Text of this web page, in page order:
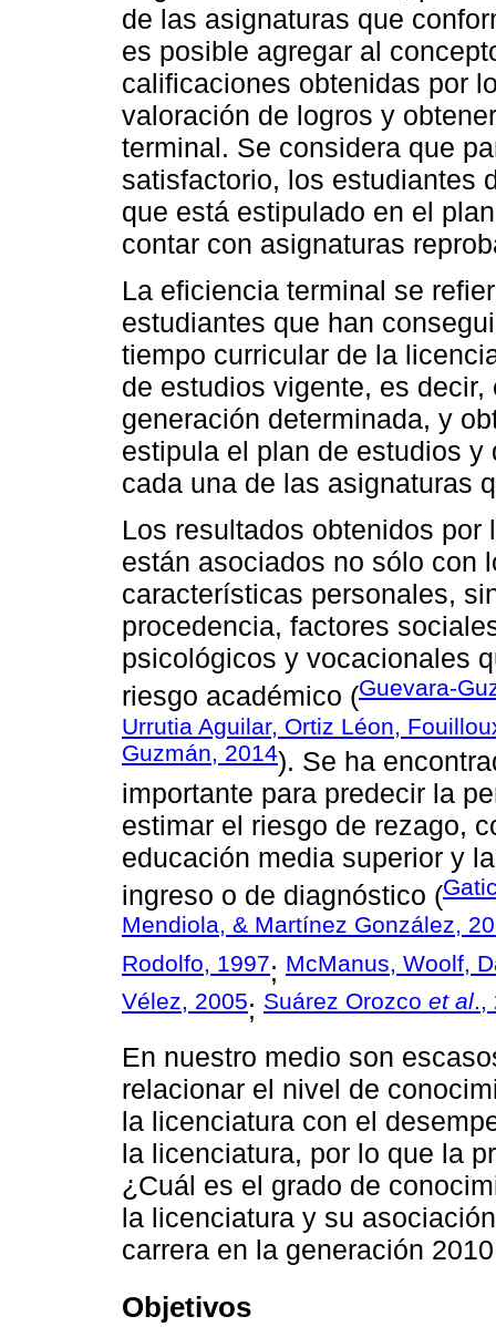
de las asignaturas que
es posible agregar al
calificaciones obtenidas por
valoración de logros y
terminal. Se considera que
satisfactorio, los estudiantes
que está estipulado en el
contar con asignaturas
La eficiencia terminal se
estudiantes que han
tiempo curricular de la
de estudios vigente, es
generación determinada, y
estipula el plan de estudios
cada una de las asignaturas
Los resultados obtenidos
están asociados no sólo con
características personales,
procedencia, factores
psicológicos y vocacionales
riesgo académico (Guevara-
Urrutia Aguilar, Ortiz Léon,
Guzmán, 2014). Se ha
importante para predecir la
estimar el riesgo de rezago,
educación media superior y
ingreso o de diagnóstico (
Mendiola, & Martínez González,
Rodolfo, 1997; McManus, Woolf,
Vélez, 2005; Suárez Orozco et al.,
En nuestro medio son
relacionar el nivel de
la licenciatura con el
la licenciatura, por lo que la
¿Cuál es el grado de
la licenciatura y su
carrera en la generación
Objetivos